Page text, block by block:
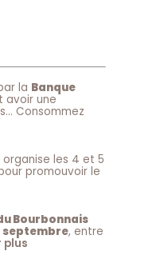
la Banque
avoir une
Consommez
organise les 4 et 5
promouvoir le
Bourbonnais
septembre, entre
plus